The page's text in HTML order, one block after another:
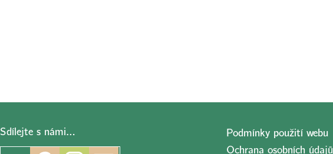
Sdílejte s námi…
Podmínky použití webu
Ochrana osobních údajů